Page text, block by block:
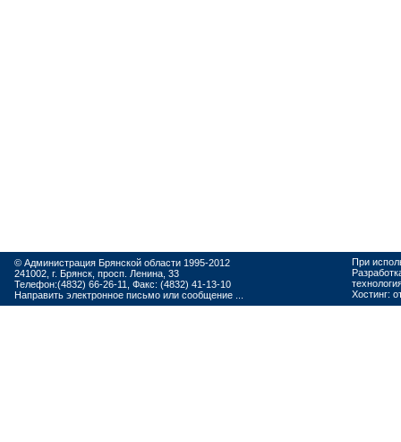
© Администрация Брянской области 1995-2012
241002, г. Брянск, просп. Ленина, 33
Телефон:(4832) 66-26-11, Факс: (4832) 41-13-10
Направить электронное письмо или сообщение ...
При
Хостинг: